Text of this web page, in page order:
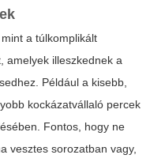
a túlkomplikált
amelyek illeszkednek a
Például a kisebb,
kockázatvállaló percek
Fontos, hogy ne
vesztes sorozatban vagy,